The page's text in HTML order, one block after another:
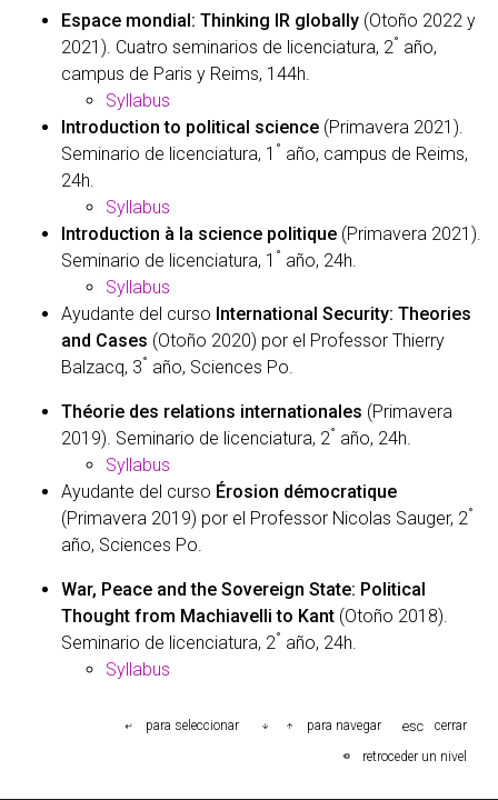
Espace mondial: Thinking IR globally (Otoño 2022 y
2021). Cuatro seminarios de licenciatura, 2° año,
campus de Paris y Reims, 144h.
Syllabus
Introduction to political science (Primavera 2021).
Seminario de licenciatura, 1 ° año, campus de Reims,
24h.
Syllabus
Introduction à la science politique (Primavera 2021).
Seminario de licenciatura, 1 ° año, 24h.
Syllabus
Ayudante del curso International Security: Theories
and Cases (Otoño 2020) por el Professor Thierry
Balzacq, 3° año, Sciences Po.
Théorie des relations internationales (Primavera
2019). Seminario de licenciatura, 2° año, 24h.
Syllabus
Ayudante del curso Érosion démocratique
(Primavera 2019) por el Professor Nicolas Sauger, 2°
año, Sciences Po.
War, Peace and the Sovereign State: Political
Thought from Machiavelli to Kant (Otoño 2018).
Seminario de licenciatura, 2° año, 24h.
Syllabus
para seleccionar para navegar esc
cerrar
retroceder un nivel